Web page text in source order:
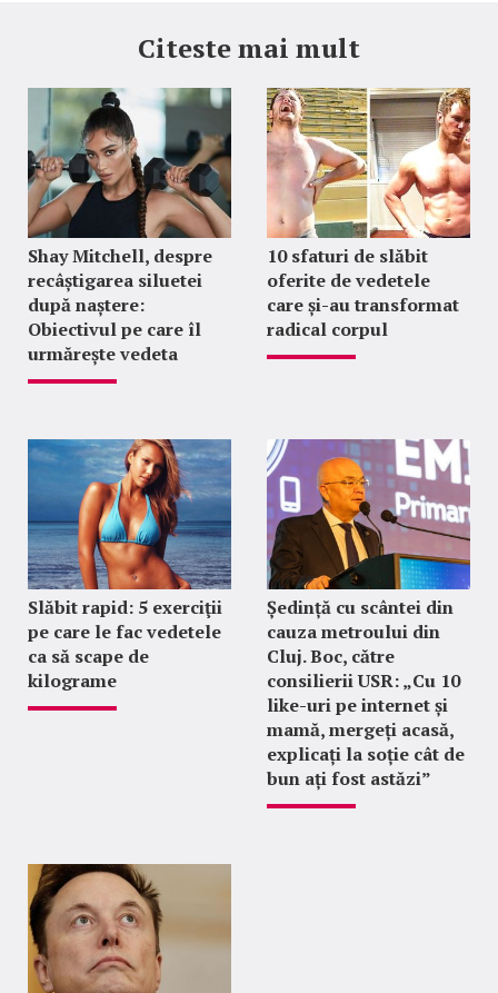
Citeste mai mult
Shay Mitchell, despre
recâștigarea siluetei
după naștere:
Obiectivul pe care îl
urmărește vedeta
10 sfaturi de slăbit
oferite de vedetele
care și-au transformat
radical corpul
Slăbit rapid: 5 exerciţii
pe care le fac vedetele
ca să scape de
kilograme
Ședință cu scântei din
cauza metroului din
Cluj. Boc, către
consilierii USR: „Cu 10
like-uri pe internet și
mamă, mergeți acasă,
explicați la soție cât de
bun ați fost astăzi”